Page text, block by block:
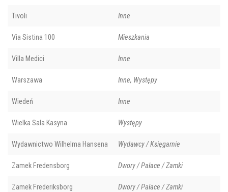
Tivoli Inne
Via Sistina 100 Mieszkania
Villa Medici Inne
Warszawa Inne, Występy
Wiedeń Inne
Wielka Sala Kasyna Występy
Wydawnictwo Wilhelma Hansena Wydawcy / Księgarnie
Zamek Fredensborg Dwory / Pałace / Zamki
Zamek Frederiksborg Dwory / Pałace / Zamki